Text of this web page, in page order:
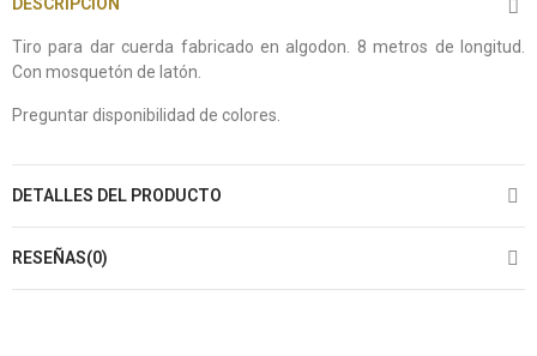
Tiro para dar cuerda fabricado en algodon. 8 metros de longitud.
Con mosquetón de latón.
Preguntar disponibilidad de colores.
DETALLES DEL PRODUCTO
RESEÑAS(0)